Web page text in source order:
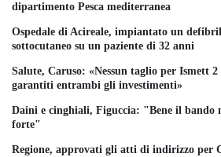
dipartimento Pesca mediterranea
Ospedale di Acireale, impiantato un
sottocutaneo su un paziente di 32 anni
Salute, Caruso: «Nessun taglio per Ismett 2
garantiti entrambi gli investimenti»
Daini e cinghiali, Figuccia: "Bene il bando
forte"
Regione, approvati gli atti di indirizzo per